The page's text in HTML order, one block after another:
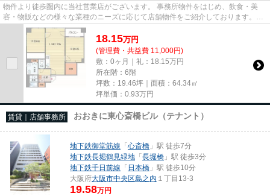
物件より徒歩圏内に当社営業店がございます。 事務所物件をはじめ、飲食・美
容・物販などの様々な業種のニーズに応じて店舗物件をご紹介しております。
尚、弊社ではおとり広告は一切...
18.15万円
(管理費・共益費 11,000円)
敷：0ヶ月｜礼：18.15万円
所在階：6階
坪数：19.46坪｜面積：64.34㎡
坪単価： 0.93万円
賃貸｜店舗事務所 おおきに東心斎橋ビル（テナント）
地下鉄御堂筋線 「心斎橋 」駅 徒歩7分
地下鉄長堀鶴見緑地 「長堀橋 」駅 徒歩3分
地下鉄千日前線 「 日本橋 」駅 徒歩10分
大阪府大阪市中央区島之内 １丁目13-3
19.58万円